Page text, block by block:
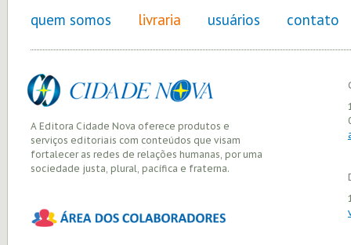
quem somos livraria usuários contato
A Editora Cidade Nova oferece produtos e
serviços editoriais com conteúdos que visam
fortalecer as redes de relações humanas, por uma
sociedade justa, plural, pacífica e fraterna.